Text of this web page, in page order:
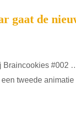
gaat de
Braincookies #002
tweede